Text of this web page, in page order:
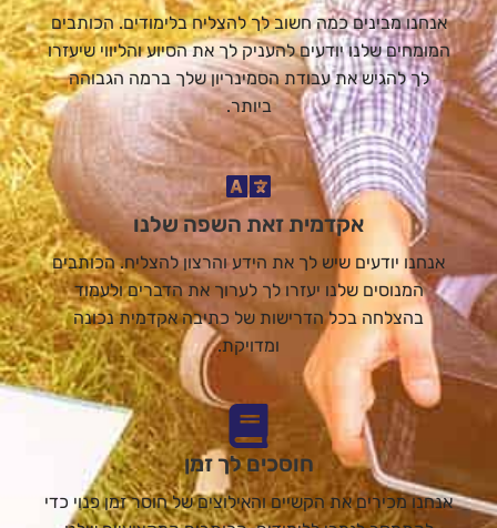
אנחנו מבינים כמה חשוב לך להצליח בלימודים. הכותבים
המומחים שלנו יודעים להעניק לך את הסיוע והליווי שיעזרו
לך להגיש את עבודת הסמינריון שלך ברמה הגבוהה
ביותר.
אקדמית זאת השפה שלנו
אנחנו יודעים שיש לך את הידע והרצון להצליח. הכותבים
המנוסים שלנו יעזרו לך לערוך את הדברים ולעמוד
בהצלחה בכל הדרישות של כתיבה אקדמית נכונה
ומדויקת.
חוסכים לך זמן
אנחנו מכירים את הקשיים והאילוצים של חוסר זמן פנוי כדי